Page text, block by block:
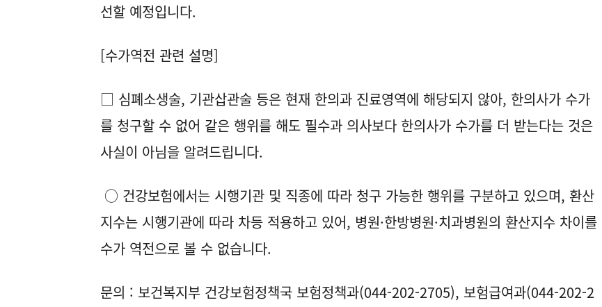
선할 예정입니다.
[수가역전 관련 설명]
□ 심폐소생술, 기관삽관술 등은 현재 한의과 진료영역에 해당되지 않아, 한의사가 수가
를 청구할 수 없어 같은 행위를 해도 필수과 의사보다 한의사가 수가를 더 받는다는 것은
사실이 아님을 알려드립니다.
○ 건강보험에서는 시행기관 및 직종에 따라 청구 가능한 행위를 구분하고 있으며, 환산
지수는 시행기관에 따라 차등 적용하고 있어, 병원·한방병원·치과병원의 환산지수 차이를
수가 역전으로 볼 수 없습니다.
문의 : 보건복지부 건강보험정책국 보험정책과(044-202-2705), 보험급여과(044-202-2